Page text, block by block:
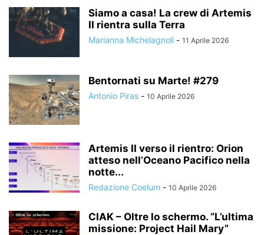
Siamo a casa! La crew di Artemis
II rientra sulla Terra
Marianna Michelagnoli - 11 Aprile 2026
Bentornati su Marte! #279
Antonio Piras - 10 Aprile 2026
Artemis II verso il rientro: Orion
atteso nell’Oceano Pacifico nella
notte...
Redazione Coelum - 10 Aprile 2026
CIAK – Oltre lo schermo. “L’ultima
missione: Project Hail Mary”